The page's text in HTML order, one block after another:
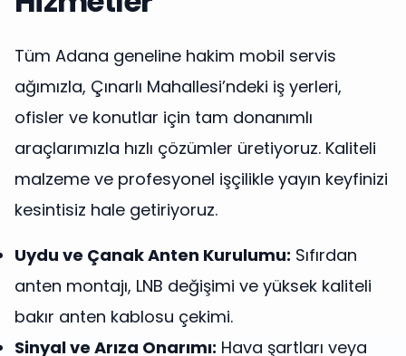
Tüm Adana geneline hakim mobil servis
ağımızla, Çınarlı Mahallesi’ndeki iş yerleri,
ofisler ve konutlar için tam donanımlı
araçlarımızla hızlı çözümler üretiyoruz. Kaliteli
malzeme ve profesyonel işçilikle yayın keyfinizi
kesintisiz hale getiriyoruz.
Uydu ve Çanak Anten Kurulumu: Sıfırdan
anten montajı, LNB değişimi ve yüksek kaliteli
bakır anten kablosu çekimi.
Sinyal ve Arıza Onarımı: Hava şartları veya